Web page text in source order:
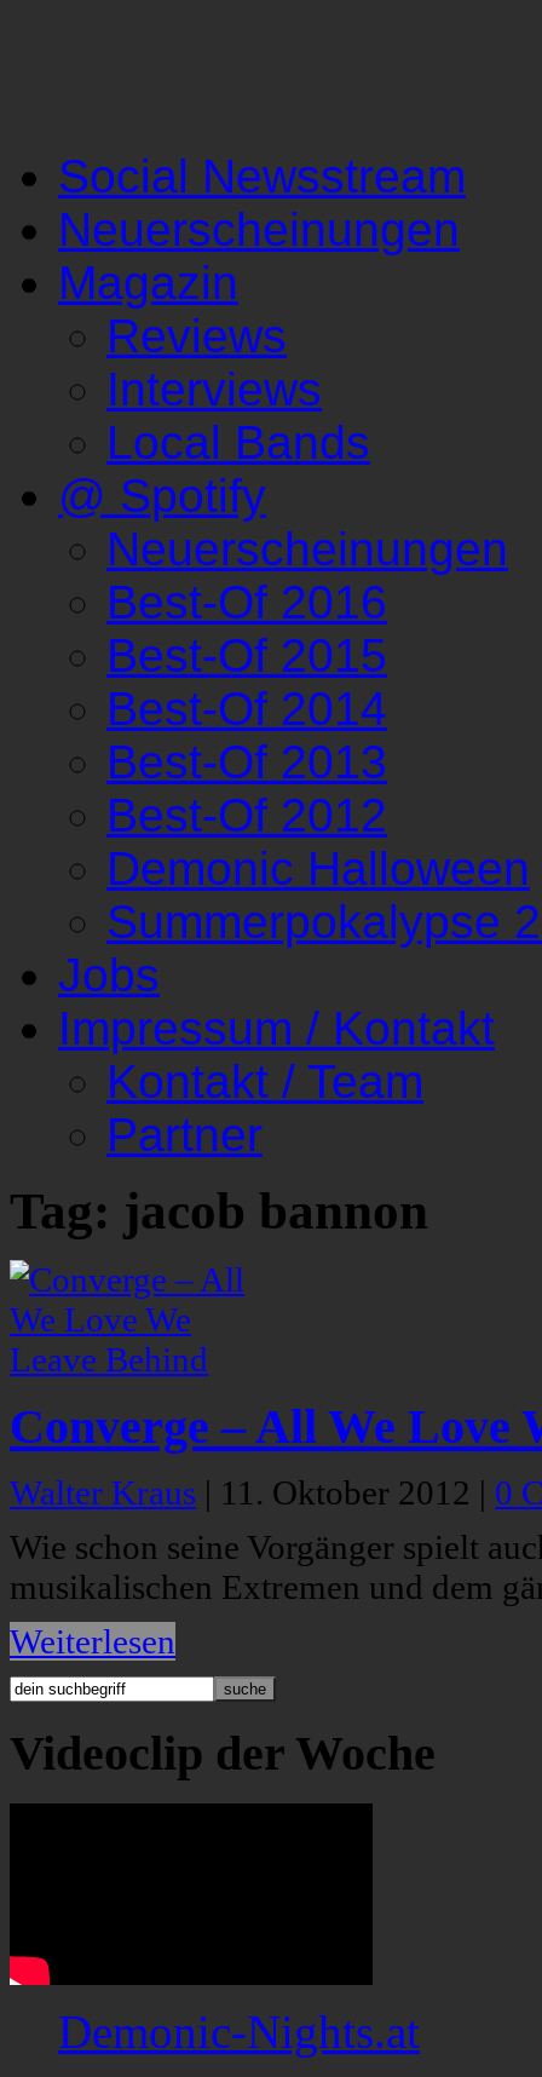
Social Newsstream
Neuerscheinungen
Magazin
Reviews
Interviews
Local Bands
@ Spotify
Neuerscheinungen
Best-Of 2016
Best-Of 2015
Best-Of 2014
Best-Of 2013
Best-Of 2012
Demonic Halloween
Summerpokalypse
Jobs
Impressum / Kontakt
Kontakt / Team
Partner
Tag: jacob bannon
Converge – All We Love
Walter Kraus | 11. Oktober 2012 | 0
Wie schon seine Vorgänger spielt
musikalischen Extremen und dem
Weiterlesen
Videoclip der Woche
Demonic-Nights.at